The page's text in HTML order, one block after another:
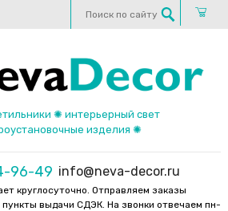
✺ интерьерный свет
изделия ✺
96-49 info@neva-decor.ru
круглосуточно. Отправляем заказы
пункты выдачи СДЭК. На звонки отвечаем пн-